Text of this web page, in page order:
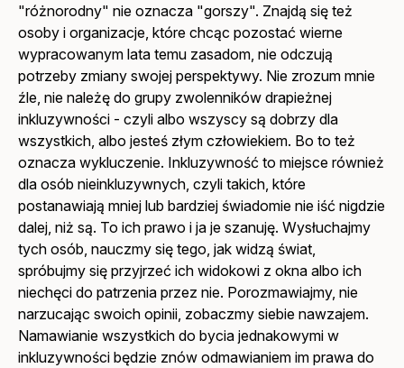
"różnorodny" nie oznacza "gorszy". Znajdą się też
osoby i organizacje, które chcąc pozostać wierne
wypracowanym lata temu zasadom, nie odczują
potrzeby zmiany swojej perspektywy. Nie zrozum mnie
źle, nie należę do grupy zwolenników drapieżnej
inkluzywności - czyli albo wszyscy są dobrzy dla
wszystkich, albo jesteś złym człowiekiem. Bo to też
oznacza wykluczenie. Inkluzywność to miejsce również
dla osób nieinkluzywnych, czyli takich, które
postanawiają mniej lub bardziej świadomie nie iść nigdzie
dalej, niż są. To ich prawo i ja je szanuję. Wysłuchajmy
tych osób, nauczmy się tego, jak widzą świat,
spróbujmy się przyjrzeć ich widokowi z okna albo ich
niechęci do patrzenia przez nie. Porozmawiajmy, nie
narzucając swoich opinii, zobaczmy siebie nawzajem.
Namawianie wszystkich do bycia jednakowymi w
inkluzywności będzie znów odmawianiem im prawa do